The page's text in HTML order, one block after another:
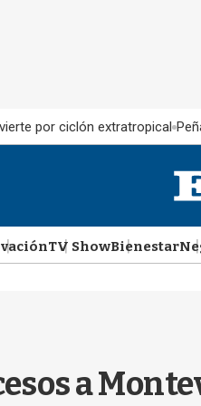
por ciclón extratropical
TV ShowBienestar
a